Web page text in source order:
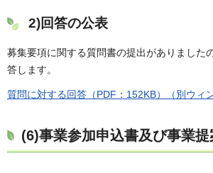
2)回答の公表
募集要項に関する質問書の提出がありました
答します。
質問に対する回答（PDF：152KB）（別ウィ
(6)事業参加申込書及び事業提